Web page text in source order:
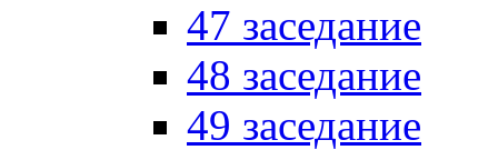
47 заседание
48 заседание
49 заседание